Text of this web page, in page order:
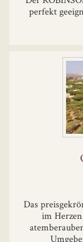
perfekt
Das
im